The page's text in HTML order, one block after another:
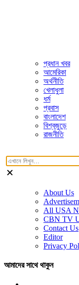
প্রধান খবর
আমেরিকা
অর্থনীতি
খেলাধুলা
ধর্ম
প্রবাস
বাংলাদেশ
বিশ্বজুড়ে
রাজনীতি
About Us
All USA
CBN TV
Contact Us
Editor
Privacy
আমাদের সাথে থাকুন